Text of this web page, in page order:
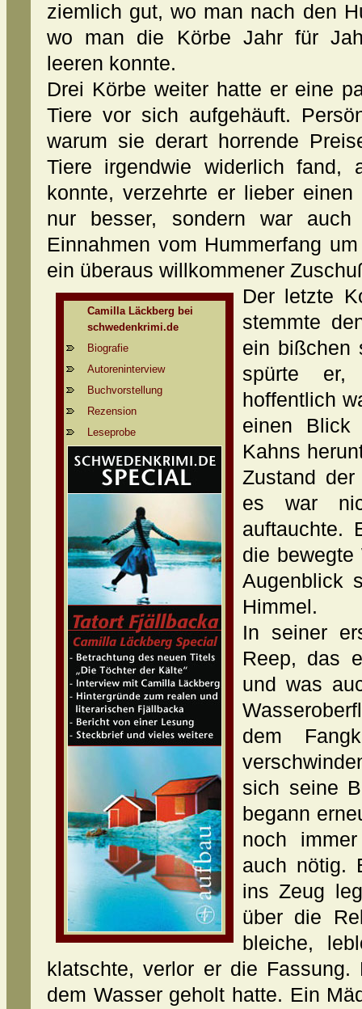
ziemlich gut, wo man nach den
wo man die Körbe Jahr für
leeren konnte.
Drei Körbe weiter hatte er eine
Tiere vor sich aufgehäuft.
warum sie derart horrende
Tiere irgendwie widerlich fand,
konnte, verzehrte er lieber
nur besser, sondern war
Einnahmen vom Hummerfang
ein überaus willkommener
Camilla Läckberg bei
schwedenkrimi.de
Biografie
Autoreninterview
Buchvorstellung
Rezension
Leseprobe
Der letzte
stemmte
ein bißchen
spürte
hoffentlich
einen
Kahns
Zustand
es war
auftauchte.
die bewegte
Augenblick
Himmel.
In seiner
Reep, das
und was
dem
sich seine
begann
noch
auch nötig.
ins Zeug
über die
bleiche,
klatschte, verlor er die
dem Wasser geholt hatte. Ein